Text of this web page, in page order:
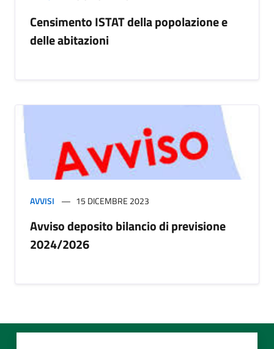
Censimento ISTAT della popolazione e
delle abitazioni
AVVISI 15 DICEMBRE 2023
Avviso deposito bilancio di previsione
2024/2026